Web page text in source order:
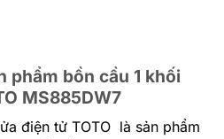
phẩm bồn cầu 1 khối
MS885DW7
điện tử TOTO là sản phẩm